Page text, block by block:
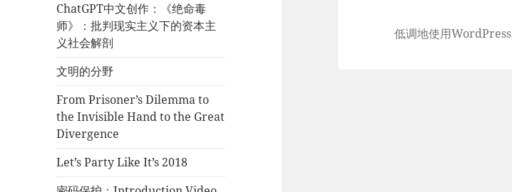
ChatGPT中文创作：《绝命毒
师》：批判现实主义下的资本主
义社会解剖
文明的分野
From Prisoner’s Dilemma to
the Invisible Hand to the Great
Divergence
Let’s Party Like It’s 2018
低调地使用WordPress